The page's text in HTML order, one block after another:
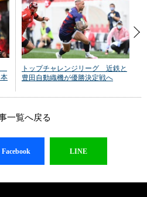
トップチャレンジリーグ 近鉄と
豊田自動織機が優勝決定戦へ
一覧へ戻る
Facebook LINE